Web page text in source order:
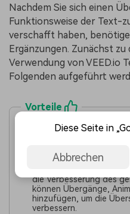
Nachdem Sie sich einen
Funktionsweise der Text-
verschafft haben,
Ergänzungen. Zunächst
Verwendung von VEED.io
Folgenden aufgeführt
Vorteile
VEED.io unterstützt
Dies ermöglicht den
Optionen für die
In VEED.io stehen Ihnen
die Verbesserung des
können Übergänge,
hinzufügen, um die
verbessern.
Diese Seite in
Abbrechen